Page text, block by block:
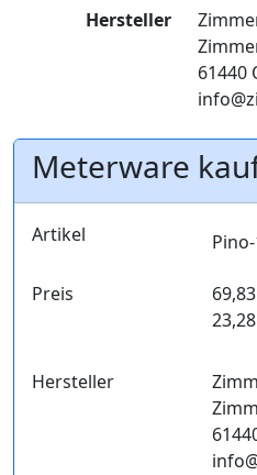
Hersteller
61440
Meterware
Artikel
Preis
Hersteller